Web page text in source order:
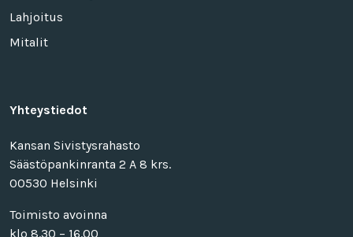
Lahjoitus
Mitalit
Yhteystiedot
Kansan Sivistysrahasto
Säästöpankinranta 2 A 8 krs.
00530 Helsinki
Toimisto avoinna
klo 8.30 – 16.00